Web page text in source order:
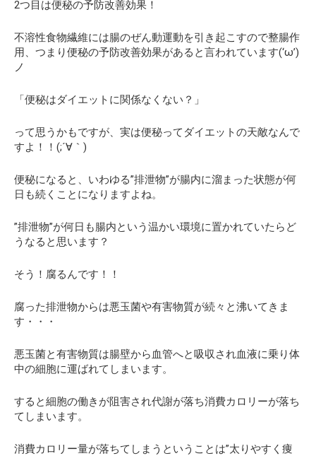
2つ目は便秘の予防改善効果！
不溶性食物繊維には腸のぜん動運動を引き起こすので整腸作
用、つまり便秘の予防改善効果があると言われています(‘ω’)
ノ
「便秘はダイエットに関係なくない？」
って思うかもですが、実は便秘ってダイエットの天敵なんで
すよ！！(;´∀｀)
便秘になると、いわゆる”排泄物”が腸内に溜まった状態が何
日も続くことになりますよね。
”排泄物”が何日も腸内という温かい環境に置かれていたらど
うなると思います？
そう！腐るんです！！
腐った排泄物からは悪玉菌や有害物質が続々と沸いてきま
す・・・
悪玉菌と有害物質は腸壁から血管へと吸収され血液に乗り体
中の細胞に運ばれてしまいます。
すると細胞の働きが阻害され代謝が落ち消費カロリーが落ち
てしまいます。
消費カロリー量が落ちてしまうということは”太りやすく痩